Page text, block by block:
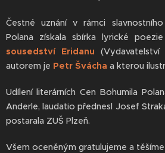
Čestné uznání v rámci
Polana získala sbírka lyrické
sousedství Eridanu
autorem je Petr Švácha a kterou
Udílení literárních Cen Bohumila
Anderle, laudatio přednesl Josef
postarala ZUŠ Plzeň.
Všem oceněným gratulujeme a těšíme